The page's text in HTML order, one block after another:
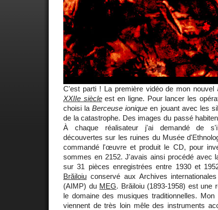
C'est parti ! La première vidéo de mon
XXIIe siècleest en ligne. Pour lancer les
choisi laBerceuse ionique en jouant avec les
de la catastrophe. Des images du passé
À chaque réalisateur j'ai demandé de
découvertes sur les ruines du Musée
commandé l'œuvre et produit le CD, pour
sommes en 2152. J'avais ainsi procédé avec
sur 31 pièces enregistrées entre 1930 et
Brăiloiu conservé aux Archives
(AIMP) du MEG. Brăiloiu (1893-1958) est une
le domaine des musiques traditionnelles.
viennent de très loin mêle des instruments